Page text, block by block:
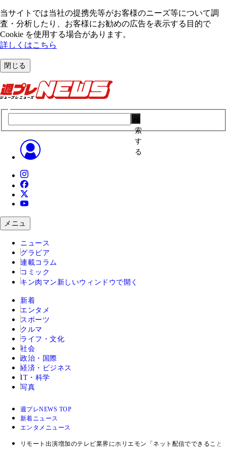
当サイトでは当社の提携先等がお客様のニーズ等について調
査・分析したり、お客様にお勧めの広告を表⽰する⽬的で
Cookie を使⽤する場合があります。
詳しくはこちら
閉じる
索
す
る
メニュ
ニュース
グラビア
連載コラム
コミック
キン肉マン 新しいウィンドウで開く
新着
エンタメ
スポーツ
クルマ
ライフ・文化
社会
政治・国際
経済・ビジネス
IT・科学
写真
週プレNEWS TOP
新着ニュース
エンタメニュース
リモート出演増加のテレビ業界にホリエモン「ネット配信でできるこ